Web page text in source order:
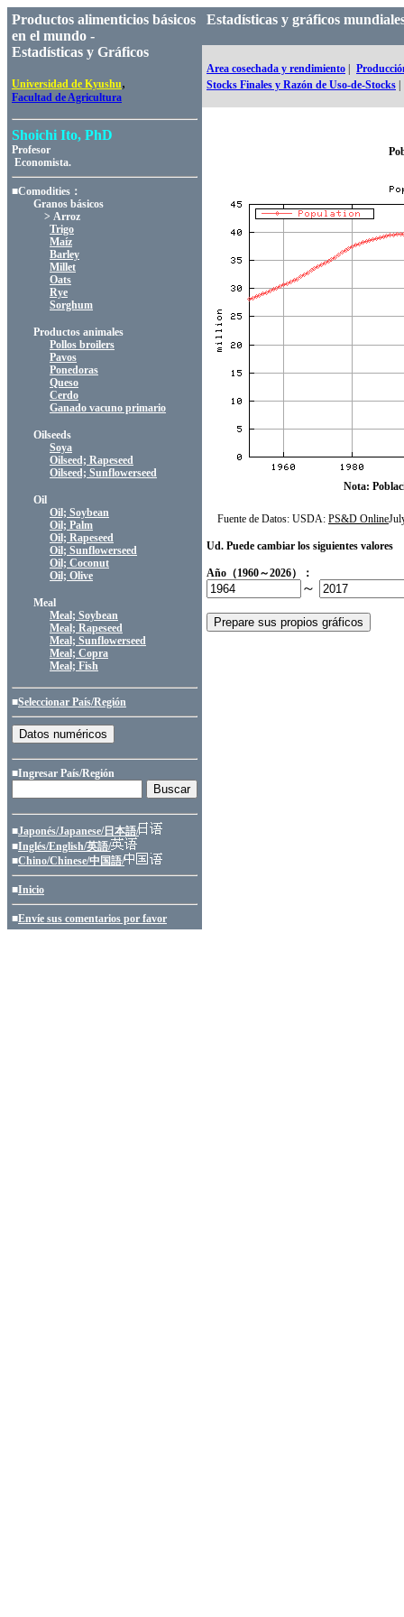
Productos alimenticios básicos
en el mundo -
Estadísticas y Gráficos
Universidad de Kyushu,
Facultad de Agricultura
Shoichi Ito, PhD
Profesor
Economista.
■Comodities：
Granos básicos
> Arroz
Trigo
Maíz
Barley
Millet
Oats
Rye
Sorghum
Productos animales
Pollos broilers
Pavos
Ponedoras
Queso
Cerdo
Ganado vacuno primario
Oilseeds
Soya
Oilseed; Rapeseed
Oilseed; Sunflowerseed
Oil
Oil; Soybean
Oil; Palm
Oil; Rapeseed
Oil; Sunflowerseed
Oil; Coconut
Oil; Olive
Meal
Meal; Soybean
Meal; Rapeseed
Meal; Sunflowerseed
Meal; Copra
Meal; Fish
■Seleccionar País/Región
■Ingresar País/Región
■Japonés/Japanese/日本語/
■Inglés/English/英語/
■Chino/Chinese/中国語/
■Inicio
■Envíe sus comentarios por favor
Estadísticas y gráficos
Area cosechada y rendimiento
Stocks Finales y Razón de Uso-de-Stocks
Nota:
Fuente de Datos: USDA: PS&D Online
Ud. Puede cambiar los siguientes valores
Año（1960～2026）：
～